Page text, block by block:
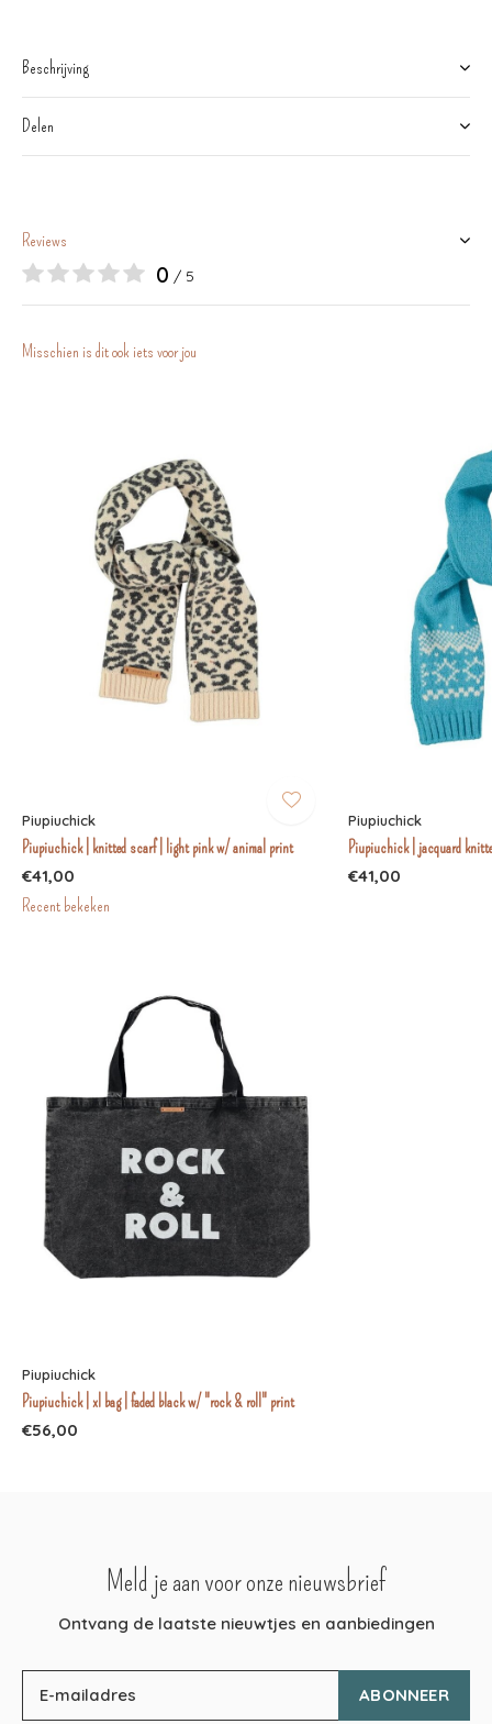
Beschrijving
Delen
Reviews
0 / 5
Misschien is dit ook iets voor jou
Piupiuchick
Piupiuchick | knitted scarf | light pink w/ animal print
€41,00
Piupiuchick
Piupiuchick | jacquard
€41,00
Recent bekeken
Piupiuchick
Piupiuchick | xl bag | faded black w/ "rock & roll" print
€56,00
Meld je aan voor onze nieuwsbrief
Ontvang de laatste nieuwtjes en aanbiedingen
ABONNEER